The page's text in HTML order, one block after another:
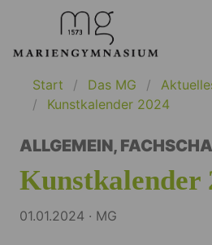
Start Das MG
Kunstkalender 2024
ALLGEMEIN,
Kunstkalender
01.01.2024 · MG